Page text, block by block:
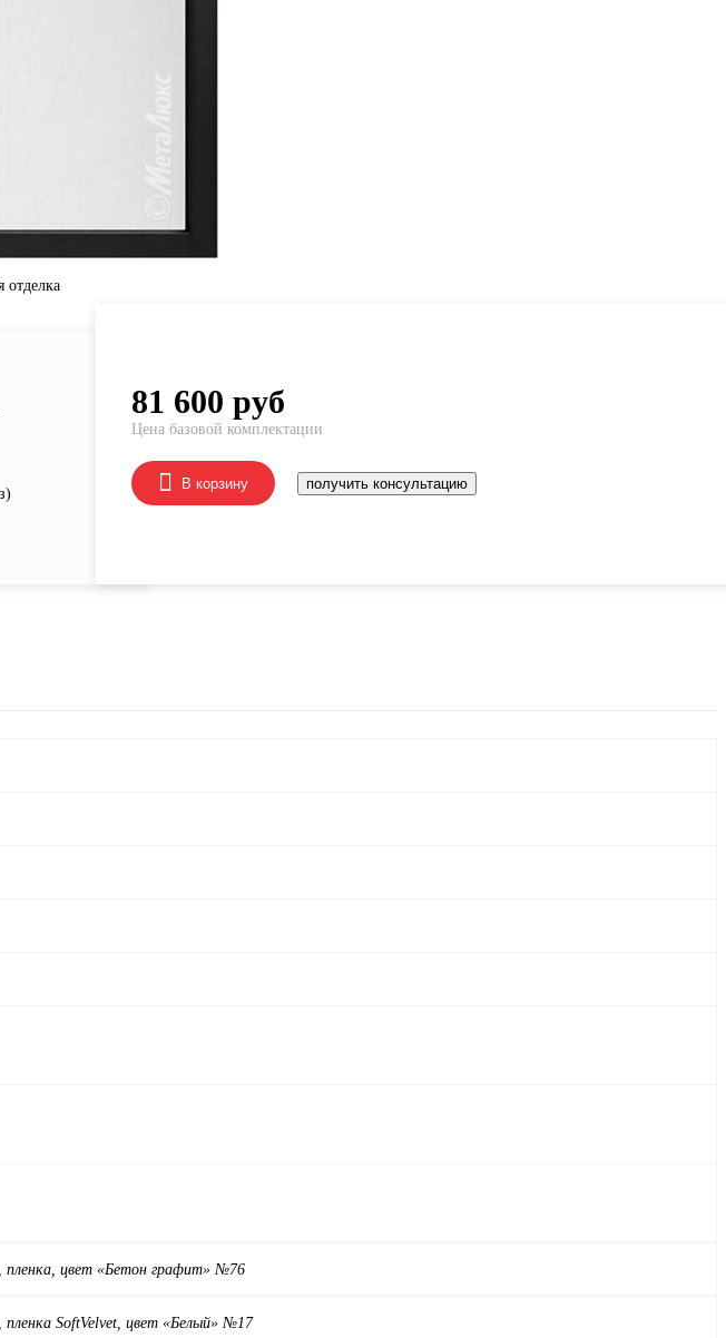
отделка
81 600 руб
Цена базовой комплектации
В корзину получить консультацию
пленка, цвет «Бетон графит» №76
SoftVelvet, цвет «Белый» №17